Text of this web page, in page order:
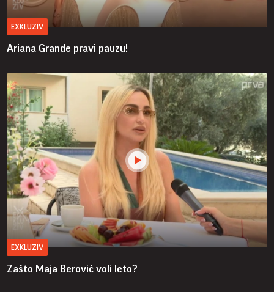
EXKLUZIV
Ariana Grande pravi pauzu!
EXKLUZIV
Zašto Maja Berović voli leto?